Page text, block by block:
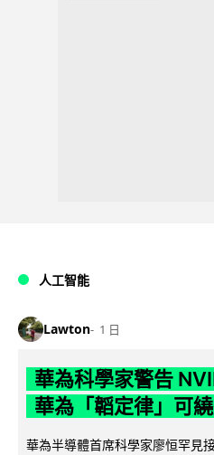
人工智能
Lawton 1 日
華為科學家警告
華為「韜定律」可
華為半導體首席科學家廖恒罕見